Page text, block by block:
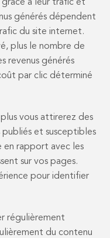
à leur trafic et
générés dépendent
du site internet.
plus le nombre de
revenus générés
par clic déterminé
vous attirerez des
publiés et susceptibles
en rapport avec les
sur vos pages.
pour identifier
régulièrement
du contenu